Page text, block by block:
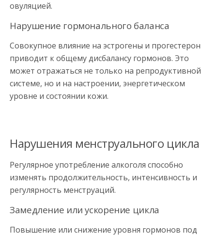
овуляцией.
Нарушение гормонального баланса
Совокупное влияние на эстрогены и прогестерон
приводит к общему дисбалансу гормонов. Это
может отражаться не только на репродуктивной
системе, но и на настроении, энергетическом
уровне и состоянии кожи.
Нарушения менструального цикла
Регулярное употребление алкоголя способно
изменять продолжительность, интенсивность и
регулярность менструаций.
Замедление или ускорение цикла
Повышение или снижение уровня гормонов под